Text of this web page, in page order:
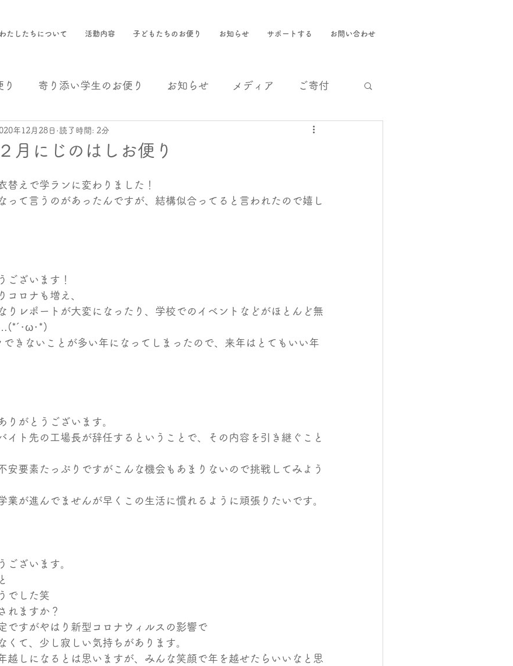
わたしたちについて 活動内容 子どもたちのお便り お知らせ サポートする お問い合わせ
寄り添い学生のお便り お知らせ メディア ご寄付
事業報告
月にじのはしお便り
年12月28日 読了時間: 2分
替えで学ランに変わりました！
って言うのがあったんですが、結構似合ってると言われたので嬉し
ございます！
コロナも増え、
りレポートが大変になったり、学校でのイベントなどがほとんど無
･ω･*)
きないことが多い年になってしまったので、来年はとてもいい年
りがとうございます。
イト先の工場長が辞任するということで、その内容を引き継ぐこと
安要素たっぷりですがこんな機会もあまりないので挑戦してみよう
業が進んでませんが早くこの生活に慣れるように頑張りたいです。
ございます。
でした笑
れますか？
ですがやはり新型コロナウィルスの影響で
くて、少し寂しい気持ちがあります。
越しになるとは思いますが、みんな笑顔で年を越せたらいいなと思